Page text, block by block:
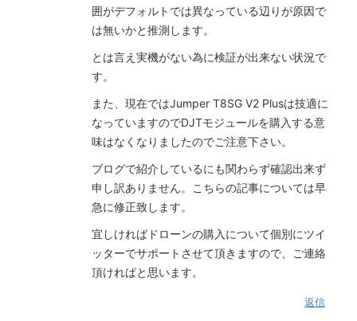
囲がデフォルトでは異なっている辺りが原因で
は無いかと推測します。
とは言え実機がない為に検証が出来ない状況で
す。
また、現在ではJumper T8SG V2 Plusは技適に
なっていますのでDJTモジュールを購入する意
味はなくなりましたのでご注意下さい。
ブログで紹介しているにも関わらず確認出来ず
申し訳ありません。こちらの記事については早
急に修正致します。
宜しければドローンの購入について個別にツイ
ッターでサポートさせて頂きますので、ご連絡
頂ければと思います。
返信